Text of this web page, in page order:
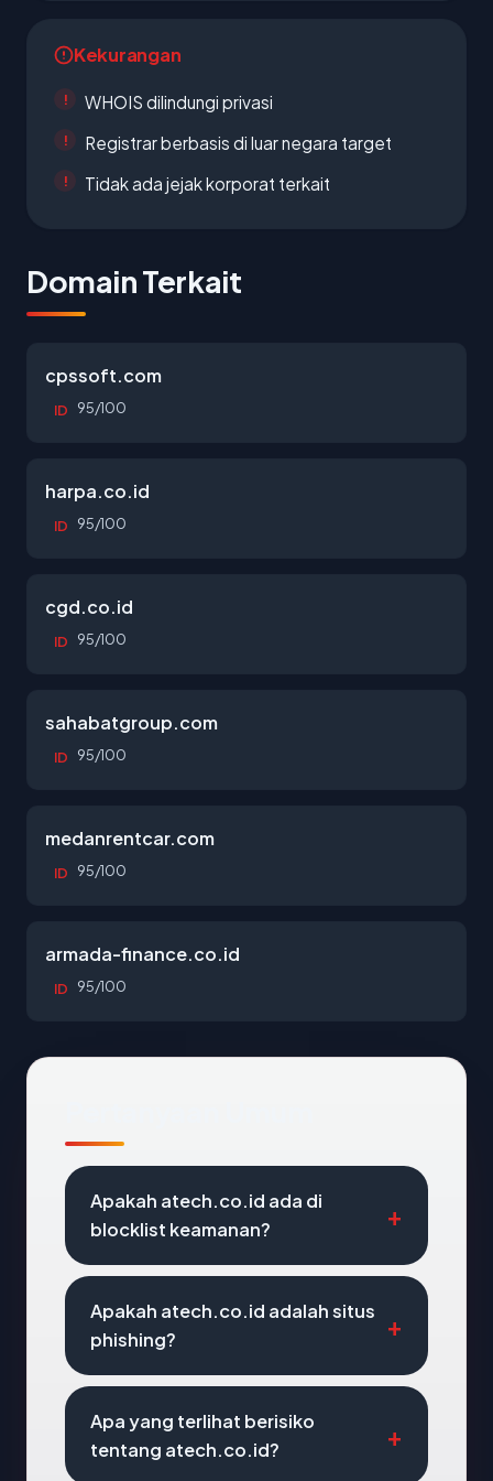
Kekurangan
WHOIS dilindungi privasi
Registrar berbasis di luar negara target
Tidak ada jejak korporat terkait
Domain Terkait
cpssoft.com
ID 95/100
harpa.co.id
ID 95/100
cgd.co.id
ID 95/100
sahabatgroup.com
ID 95/100
medanrentcar.com
ID 95/100
armada-finance.co.id
ID 95/100
Apakah atech.co.id ada di
blocklist keamanan?
Apakah atech.co.id adalah situs
phishing?
Apa yang terlihat berisiko
tentang atech.co.id?